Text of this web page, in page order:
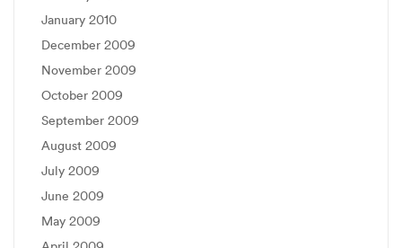
January 2010
December 2009
November 2009
October 2009
September 2009
August 2009
July 2009
June 2009
May 2009